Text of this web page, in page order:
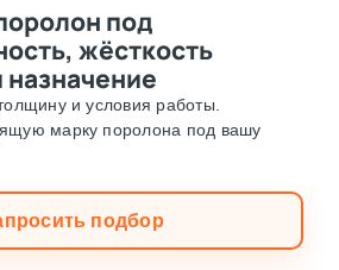
под
жёсткость
назначение
и условия работы.
марку поролона под вашу
подбор